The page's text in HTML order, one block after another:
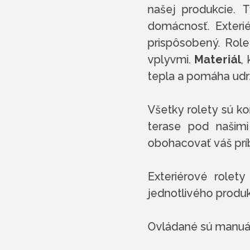
našej produkcie.
domácnosť.
prispôsobený.
vplyvmi. Materiál,
tepla a pomáha
Všetky rolety sú
terase pod
obohacovať váš
Exteriérové
jednotlivého
Ovládané sú